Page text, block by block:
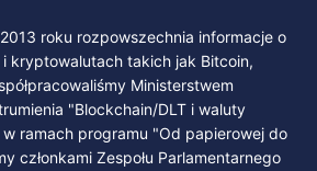
roku rozpowszechnia informacje o
kryptowalutach takich jak Bitcoin,
Ministerstwem
"Blockchain/DLT i waluty
ramach programu "Od papierowej do
członkami Zespołu Parlamentarnego